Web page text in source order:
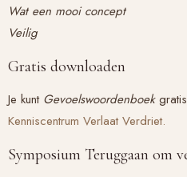
Wat een mooi concept
Veilig
Gratis downloaden
Je kunt Gevoelswoordenboek
Kenniscentrum Verlaat Verdriet.
Symposium Teruggaan om